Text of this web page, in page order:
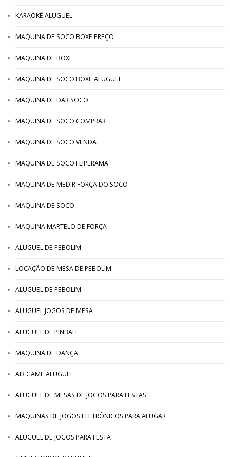
KARAOKÊ ALUGUEL
MAQUINA DE SOCO BOXE PREÇO
MAQUINA DE BOXE
MAQUINA DE SOCO BOXE ALUGUEL
MAQUINA DE DAR SOCO
MAQUINA DE SOCO COMPRAR
MAQUINA DE SOCO VENDA
MAQUINA DE SOCO FLIPERAMA
MAQUINA DE MEDIR FORÇA DO SOCO
MAQUINA DE SOCO
MAQUINA MARTELO DE FORÇA
ALUGUEL DE PEBOLIM
LOCAÇÃO DE MESA DE PEBOLIM
ALUGUEL DE PEBOLIM
ALUGUEL JOGOS DE MESA
ALUGUEL DE PINBALL
MAQUINA DE DANÇA
AIR GAME ALUGUEL
ALUGUEL DE MESAS DE JOGOS PARA FESTAS
MAQUINAS DE JOGOS ELETRÔNICOS PARA ALUGAR
ALUGUEL DE JOGOS PARA FESTA